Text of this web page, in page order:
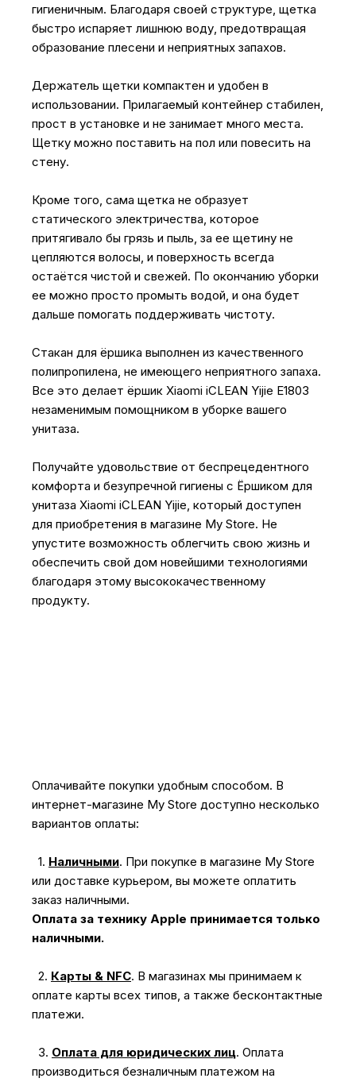
гигиеничным. Благодаря своей структуре, щетка
быстро испаряет лишнюю воду, предотвращая
образование плесени и неприятных запахов.
Держатель щетки компактен и удобен в
использовании. Прилагаемый контейнер стабилен,
прост в установке и не занимает много места.
Щетку можно поставить на пол или повесить на
стену.
Кроме того, сама щетка не образует
статического электричества, которое
притягивало бы грязь и пыль, за ее щетину не
цепляются волосы, и поверхность всегда
остаётся чистой и свежей. По окончанию уборки
ее можно просто промыть водой, и она будет
дальше помогать поддерживать чистоту.
Стакан для ёршика выполнен из качественного
полипропилена, не имеющего неприятного запаха.
Все это делает ёршик Xiaomi iCLEAN Yijie E1803
незаменимым помощником в уборке вашего
унитаза.
Получайте удовольствие от беспрецедентного
комфорта и безупречной гигиены с Ёршиком для
унитаза Xiaomi iCLEAN Yijie, который доступен
для приобретения в магазине My Store. Не
упустите возможность облегчить свою жизнь и
обеспечить свой дом новейшими технологиями
благодаря этому высококачественному
продукту.
Оплачивайте покупки удобным способом. В
интернет-магазине My Store доступно несколько
вариантов оплаты:
1. Наличными. При покупке в магазине My Store
или доставке курьером, вы можете оплатить
заказ наличными.
Оплата за технику Apple принимается только
наличными.
2. Карты & NFC. В магазинах мы принимаем к
оплате карты всех типов, а также бесконтактные
платежи.
3. Оплата для юридических лиц. Оплата
производиться безналичным платежом на